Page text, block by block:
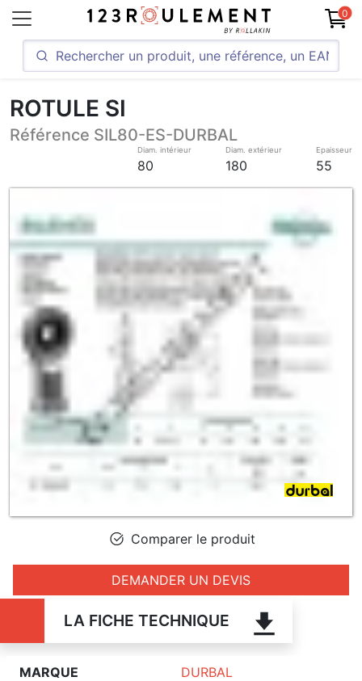
0
ROTULE SI
Référence SIL80-ES-DURBAL
Diam. intérieur
80
Diam. extérieur
180
Epaisseur
55
Comparer le produit
DEMANDER UN DEVIS
LA FICHE TECHNIQUE
MARQUE DURBAL